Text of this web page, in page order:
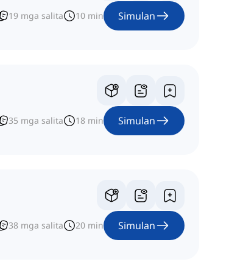
19 mga salita 10 min Simulan
35 mga salita 18 min Simulan
38 mga salita 20 min Simulan